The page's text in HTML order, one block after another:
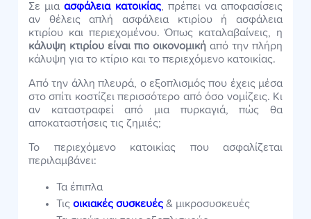
Σε μιαασφάλεια κατοικίας, πρέπει να αποφασίσεις
αν θέλεις απλή ασφάλεια κτιρίου ή ασφάλεια
κτιρίου και περιεχομένου. Όπως καταλαβαίνεις, η
κάλυψη κτιρίου είναι πιο οικονομική από την πλήρη
κάλυψη για το κτίριο και το περιεχόμενο κατοικίας.
Από την άλλη πλευρά, ο εξοπλισμός που έχεις μέσα
στο σπίτι κοστίζει περισσότερο από όσο νομίζεις. Κι
αν καταστραφεί από μια πυρκαγιά, πώς θα
αποκαταστήσεις τις ζημιές;
Το περιεχόμενο κατοικίας που ασφαλίζεται
περιλαμβάνει:
Τα έπιπλα
Τις οικιακές συσκευές & μικροσυσκευές